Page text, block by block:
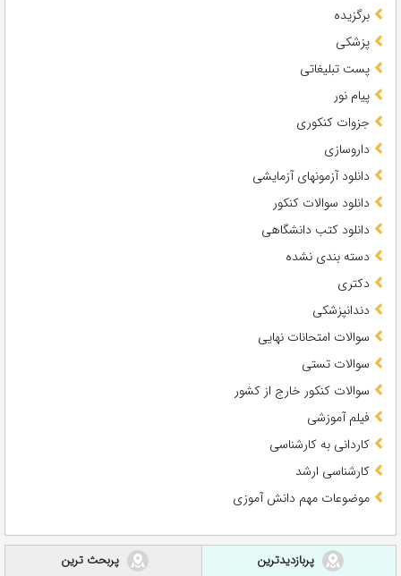
برگزیده
پزشکی
پست تبلیغاتی
پیام نور
جزوات کنکوری
داروسازی
دانلود آزمونهای آزمایشی
دانلود سوالات کنکور
دانلود کتب دانشگاهی
دسته بندی نشده
دکتری
دندانپزشکی
سوالات امتحانات نهایی
سوالات تستی
سوالات کنکور خارج از کشور
فیلم آموزشی
کاردانی به کارشناسی
کارشناسی ارشد
موضوعات مهم دانش آموزی
پربازدیدترین پربحث ترین